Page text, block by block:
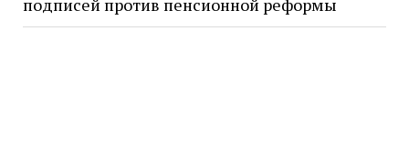
подписей против пенсионной реформы